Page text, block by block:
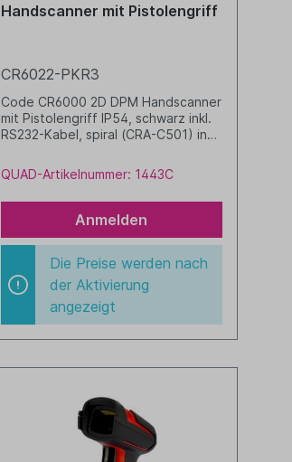
Handscanner mit Pistolengriff
CR6022-PKR3
Code CR6000 2D DPM Handscanner
mit Pistolengriff IP54, schwarz inkl.
RS232-Kabel, spiral (CRA-C501) inkl.
(CR2AG-P2)
QUAD-Artikelnummer: 1443C
Anmelden
Die Preise werden nach
der Aktivierung
angezeigt